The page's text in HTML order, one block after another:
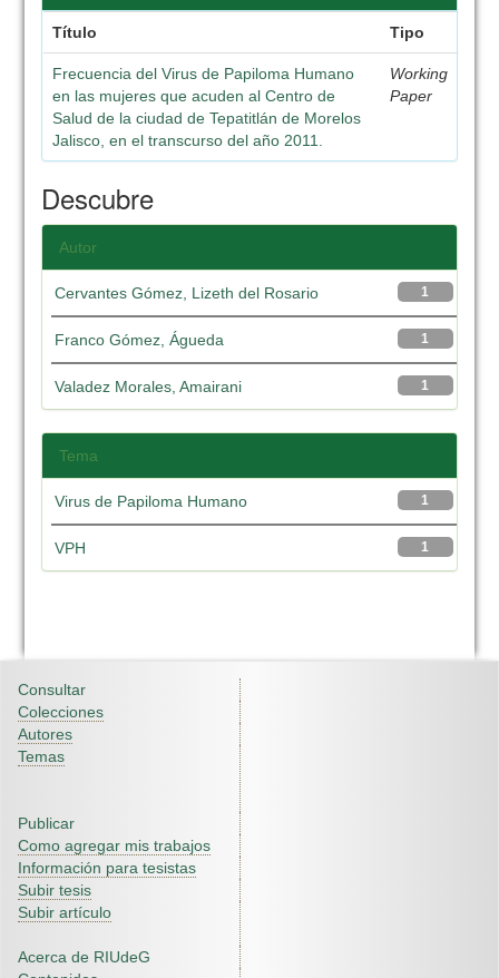
Título Tipo
Frecuencia del Virus de Papiloma Humano
en las mujeres que acuden al Centro de
Salud de la ciudad de Tepatitlán de Morelos
Jalisco, en el transcurso del año 2011.
Working
Paper
Descubre
Autor
1
Cervantes Gómez, Lizeth del Rosario
1
Franco Gómez, Águeda
1
Valadez Morales, Amairani
Tema
1
Virus de Papiloma Humano
1
VPH
Consultar
Colecciones
Autores
Temas
Publicar
Como agregar mis trabajos
Información para tesistas
Subir tesis
Subir artículo
Acerca de RIUdeG